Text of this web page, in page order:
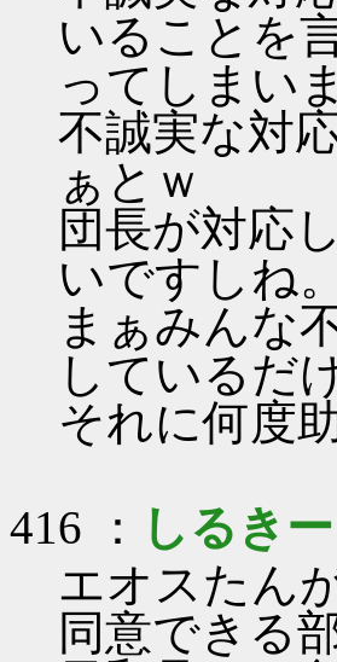
いることを
ってしまい
不誠実な対
ぁとｗ
団長が対応
いですしね。
まぁみんな
しているだ
それに何度
416 ： しるきー
エオスたん
同意できる